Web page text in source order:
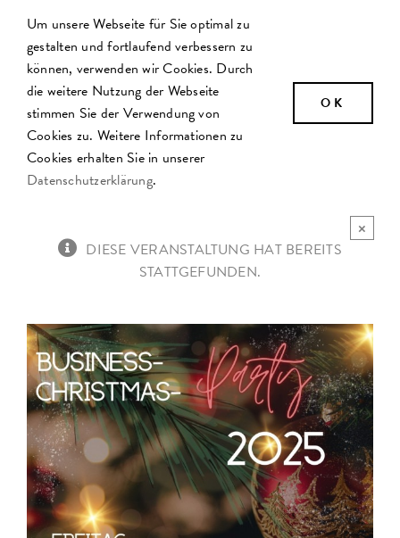
Inhalt
springen
×
DIESE VERANSTALTUNG HAT BEREITS
STATTGEFUNDEN.
Um unsere Webseite für Sie optimal zu
gestalten und fortlaufend verbessern zu
können, verwenden wir Cookies. Durch
die weitere Nutzung der Webseite
stimmen Sie der Verwendung von
Cookies zu. Weitere Informationen zu
Cookies erhalten Sie in unserer
Datenschutzerklärung.
OK